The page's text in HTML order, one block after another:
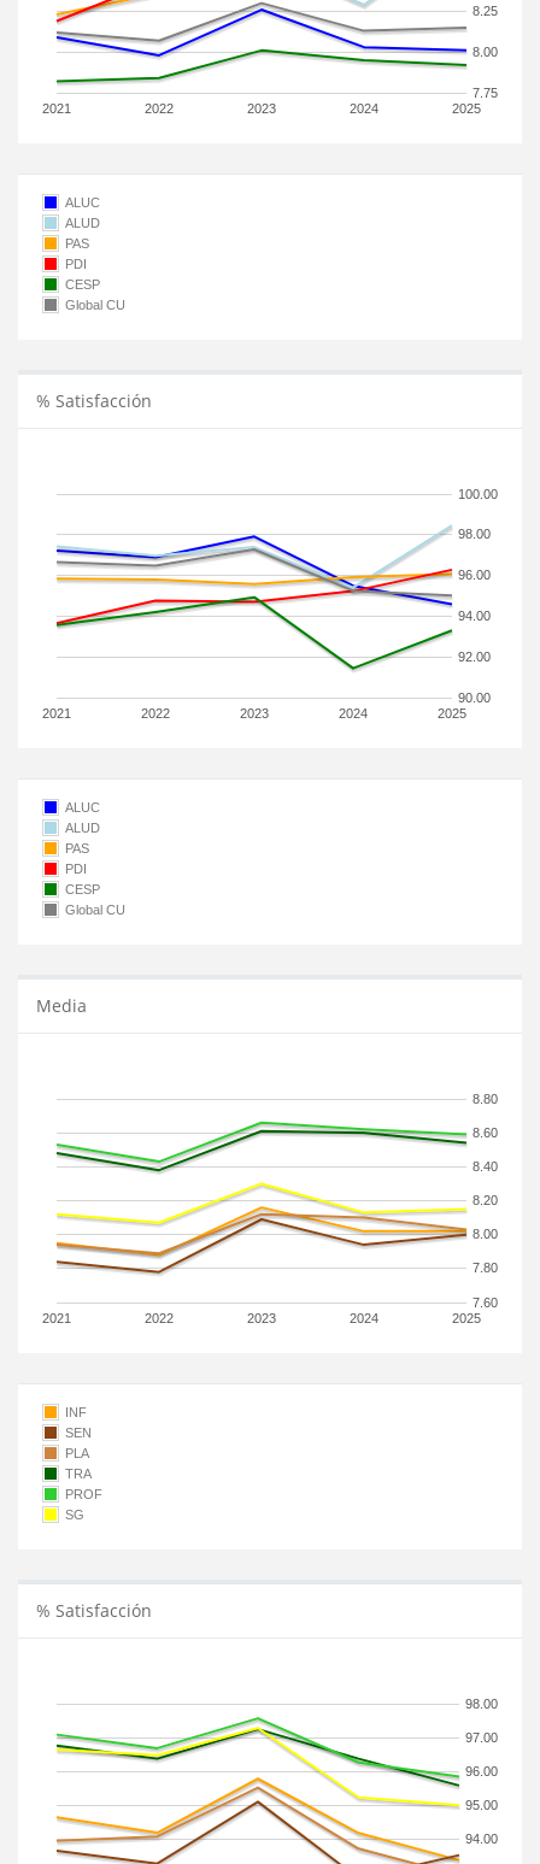
2021 2022 2023 2024 2025
7.75
8.00
8.25
ALUC
ALUD
PAS
PDI
CESP
Global CU
% Satisfacción
2021 2022 2023 2024 2025
90.00
92.00
94.00
96.00
98.00
100.00
ALUC
ALUD
PAS
PDI
CESP
Global CU
Media
2021 2022 2023 2024 2025
7.60
7.80
8.00
8.20
8.40
8.60
8.80
INF
SEN
PLA
TRA
PROF
SG
% Satisfacción
94.00
95.00
96.00
97.00
98.00